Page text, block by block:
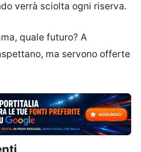
verrà sciolta ogni riserva.
quale futuro? A
ma servono offerte